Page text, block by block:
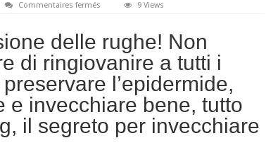
Commentaires fermés
ageing
per
invecchiare
bene
9 Views
delle rughe! Non
di ringiovanire a tutti i
l’epidermide,
e invecchiare bene, tutto
il segreto per invecchiare